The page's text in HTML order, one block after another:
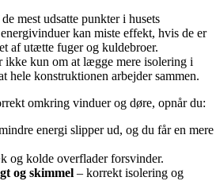
mest udsatte punkter i husets
kan miste effekt, hvis de er
af utætte fuger og kuldebroer.
ikke kun om at lægge mere isolering i
hele konstruktionen arbejder sammen.
omkring vinduer og døre, opnår du:
energi slipper ud, og du får en mere
og kolde overflader forsvinder.
og skimmel – korrekt isolering og